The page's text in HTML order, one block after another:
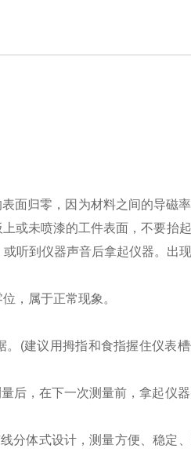
归零，因为材料之间的导磁
或未喷漆的工件表面，不要抬
听到仪器声音后拿起仪器。出
，属于正常现象。
(建议用拇指和食指握住仪表槽
，在下一次测量前，拿起仪
体式设计，测量方便、稳定